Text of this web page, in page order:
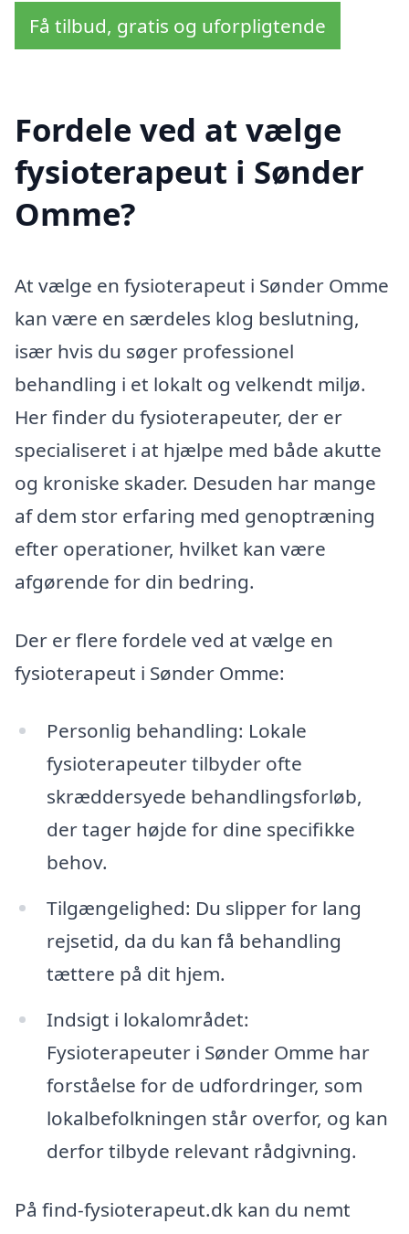
Få tilbud, gratis og uforpligtende
Fordele ved at vælge
fysioterapeut i Sønder
Omme?
At vælge en fysioterapeut i Sønder Omme
kan være en særdeles klog beslutning,
især hvis du søger professionel
behandling i et lokalt og velkendt miljø.
Her finder du fysioterapeuter, der er
specialiseret i at hjælpe med både akutte
og kroniske skader. Desuden har mange
af dem stor erfaring med genoptræning
efter operationer, hvilket kan være
afgørende for din bedring.
Der er flere fordele ved at vælge en
fysioterapeut i Sønder Omme:
Personlig behandling: Lokale
fysioterapeuter tilbyder ofte
skræddersyede behandlingsforløb,
der tager højde for dine specifikke
behov.
Tilgængelighed: Du slipper for lang
rejsetid, da du kan få behandling
tættere på dit hjem.
Indsigt i lokalområdet:
Fysioterapeuter i Sønder Omme har
forståelse for de udfordringer, som
lokalbefolkningen står overfor, og kan
derfor tilbyde relevant rådgivning.
På find-fysioterapeut.dk kan du nemt